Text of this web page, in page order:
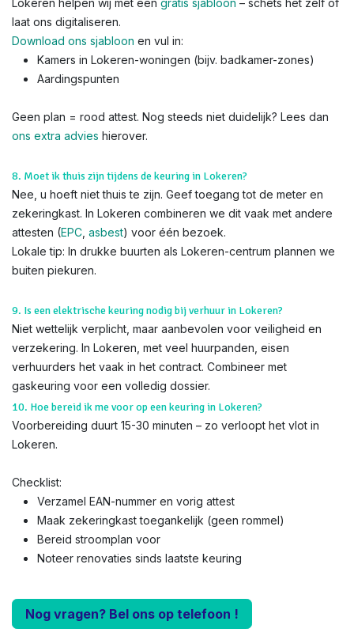
Lokeren helpen wij met een gratis sjabloon – schets het zelf of
laat ons digitaliseren.
Download ons sjabloon en vul in:
Kamers in Lokeren-woningen (bijv. badkamer-zones)
Aardingspunten
Geen plan = rood attest. Nog steeds niet duidelijk? Lees dan
ons extra advies hierover.
8. Moet ik thuis zijn tijdens de keuring in Lokeren?
Nee, u hoeft niet thuis te zijn. Geef toegang tot de meter en
zekeringkast. In Lokeren combineren we dit vaak met andere
attesten (EPC asbest) voor één bezoek.
Lokale tip: In drukke buurten als Lokeren-centrum plannen we
buiten piekuren.
9. Is een elektrische keuring nodig bij verhuur in Lokeren?
Niet wettelijk verplicht, maar aanbevolen voor veiligheid en
verzekering. In Lokeren, met veel huurpanden, eisen
verhuurders het vaak in het contract. Combineer met
gaskeuring voor een volledig dossier.
10. Hoe bereid ik me voor op een keuring in Lokeren?
Voorbereiding duurt 15-30 minuten – zo verloopt het vlot in
Lokeren.
Checklist:
Verzamel EAN-nummer en vorig attest
Maak zekeringkast toegankelijk (geen rommel)
Bereid stroomplan voor
Noteer renovaties sinds laatste keuring
Nog vragen? Bel ons op telefoon !